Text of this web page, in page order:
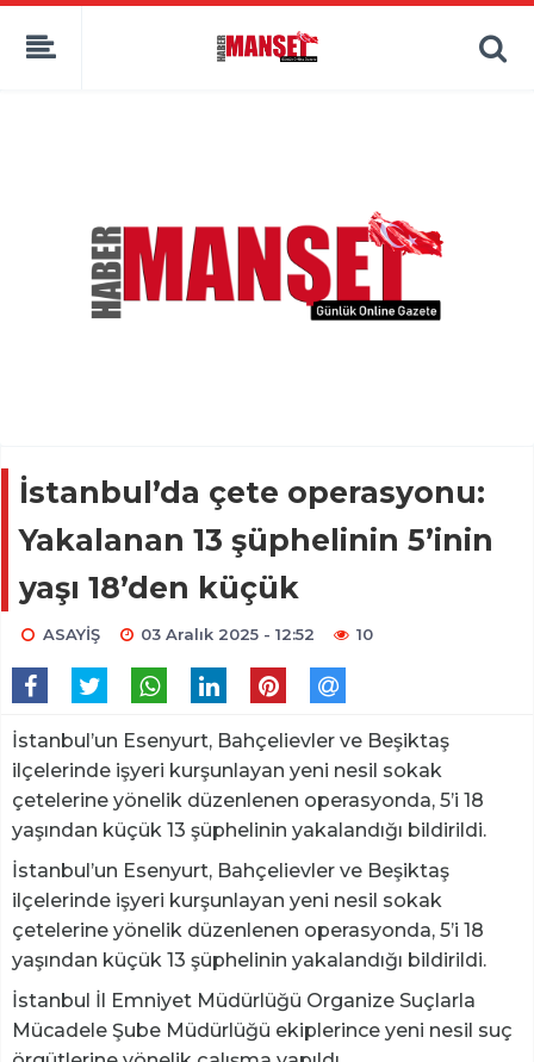
İstanbul’da çete operasyonu:
Yakalanan 13 şüphelinin 5’inin
yaşı 18’den küçük
ASAYİŞ 03 Aralık 2025 - 12:52 10
İstanbul’un Esenyurt, Bahçelievler ve Beşiktaş
ilçelerinde işyeri kurşunlayan yeni nesil sokak
çetelerine yönelik düzenlenen operasyonda, 5’i 18
yaşından küçük 13 şüphelinin yakalandığı bildirildi.
İstanbul’un Esenyurt, Bahçelievler ve Beşiktaş
ilçelerinde işyeri kurşunlayan yeni nesil sokak
çetelerine yönelik düzenlenen operasyonda, 5’i 18
yaşından küçük 13 şüphelinin yakalandığı bildirildi.
İstanbul İl Emniyet Müdürlüğü Organize Suçlarla
Mücadele Şube Müdürlüğü ekiplerince yeni nesil suç